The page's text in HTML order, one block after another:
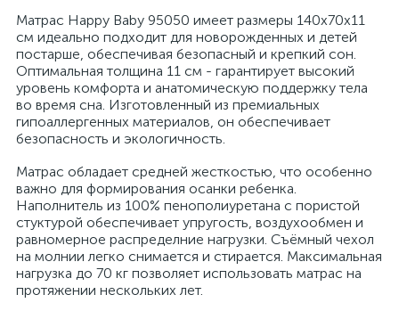
Матрас Happy Baby 95050 имеет размеры 140х70х11
см идеально подходит для новорожденных и детей
постарше, обеспечивая безопасный и крепкий сон.
Оптимальная толщина 11 см - гарантирует высокий
уровень комфорта и анатомическую поддержку тела
во время сна. Изготовленный из премиальных
гипоаллергенных материалов, он обеспечивает
безопасность и экологичность.
Матрас обладает средней жесткостью, что особенно
важно для формирования осанки ребенка.
Наполнитель из 100% пенополиуретана с пористой
стуктурой обеспечивает упругость, воздухообмен и
равномерное распределние нагрузки. Съёмный чехол
на молнии легко снимается и стирается. Максимальная
нагрузка до 70 кг позволяет использовать матрас на
протяжении нескольких лет.